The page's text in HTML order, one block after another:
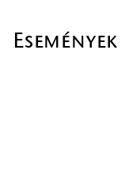
Események